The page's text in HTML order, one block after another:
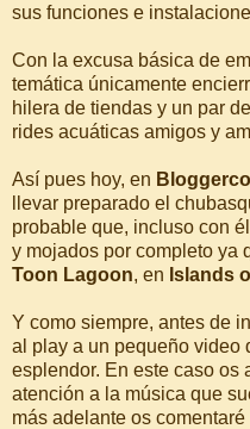
sus funciones e
Con la excusa básica de
temática únicamente
hilera de tiendas y un par
rides acuáticas amigos y
Así pues hoy, en
llevar preparado el
probable que, incluso con
y mojados por completo ya
Toon Lagoon, en Islands
Y como siempre, antes de
al play a un pequeño video
esplendor. En este caso os
atención a la música que
más adelante os